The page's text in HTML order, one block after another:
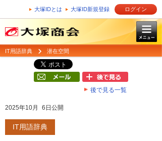
大塚IDとは 大塚ID新規登録 ログイン
IT用語辞典 潜在空間
後で見る一覧
2025年10月 6日公開
IT用語辞典